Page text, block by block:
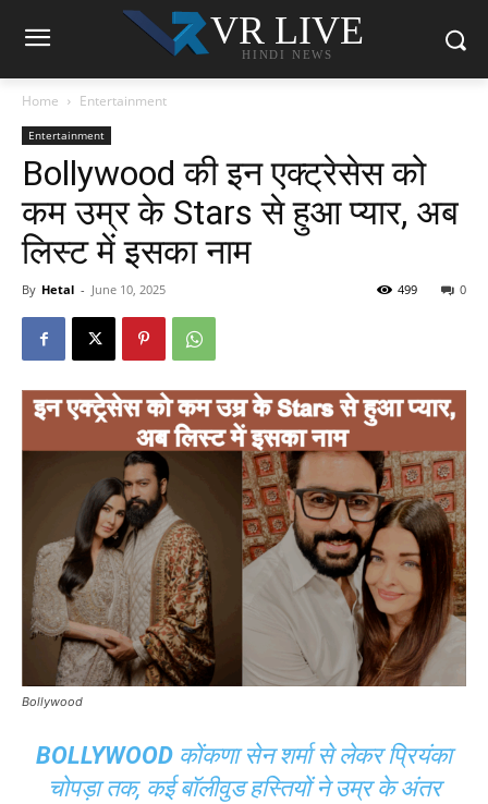
VR LIVE
HINDI NEWS
Home Entertainment
Entertainment
Bollywood की इन एक्ट्रेसेस को
कम उम्र के Stars से हुआ प्यार, अब
लिस्ट में इसका नाम
By Hetal - June 10, 2025 0
499
Bollywood
BOLLYWOOD कोंकणा सेन शर्मा से लेकर प्रियंका
चोपड़ा तक, कई बॉलीवुड हस्तियों ने उम्र के अंतर